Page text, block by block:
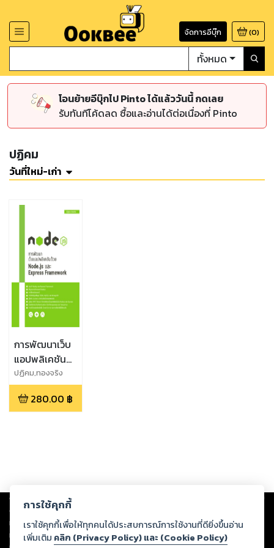
จัดการอีบุ๊ก (0)
ทั้งหมด
โอนย้ายอีบุ๊กไป Pinto ได้แล้ววันนี้ กดเลย
รับทันทีโค้ดลด ซื้อและอ่านได้ต่อเนื่องที่ Pinto
ปฏิคม
วันที่ใหม่-เก่า
การพัฒนาเว็บ
แอปพลิเคชัน
ด้วย Node.js
และ Express
Framework
ปฏิคม,ทองจริง
280.00 ฿
Copyright © 2026
ต่อผลงานหรือเนื้อหาใดที่อัปโหลดผ่านเว็บไซต์และปรากฏว่าละเมิดสิทธิใน
ทรัพย์สินทางปัญญาของบุคคลอื่นหรือขัดต่อกฎหมายและศีลธรรม ดังนั้น ผู้อ่าน
ทุกท่านโปรดใช้วิจารณญาณในการกลั่นกรองด้วยตนเอง และหากท่านพบว่าส่วน
การใช้คุกกี้
เราใช้คุกกี้เพื่อให้ทุกคนได้ประสบการณ์การใช้งานที่ดียิ่งขึ้นอ่าน
เพิ่มเติม คลิก (Privacy Policy) และ (Cookie Policy)